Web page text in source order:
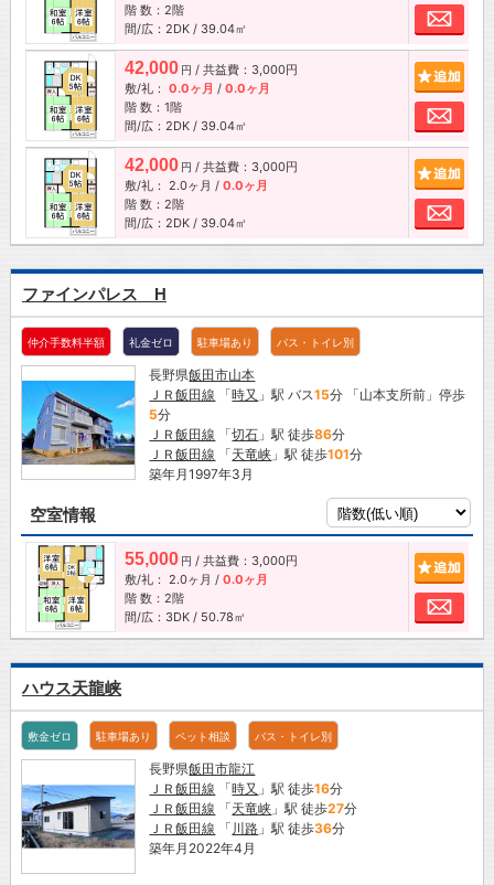
階 数：2階
間/広：2DK / 39.04㎡
お
42,000 円 / 共益費：3,000円
敷/礼： 0.0ヶ月 / 0.0ヶ月
階 数：1階
間/広：2DK / 39.04㎡
お
42,000 円 / 共益費：3,000円
敷/礼： 2.0ヶ月 / 0.0ヶ月
階 数：2階
間/広：2DK / 39.04㎡
お
ファインパレス H
仲介手数料半額 礼金ゼロ 駐車場あり バス・トイレ別
長野県飯田市山本
ＪＲ飯田線 「時又 」駅 バス15分 「山本支所前」停歩
5分
ＪＲ飯田線 「切石 」駅 徒歩86分
ＪＲ飯田線 「天竜峡 」駅 徒歩101分
築年月1997年3月
空室情報
55,000 円 / 共益費：3,000円
敷/礼： 2.0ヶ月 / 0.0ヶ月
階 数：2階
間/広：3DK / 50.78㎡
お
ハウス天龍峡
敷金ゼロ 駐車場あり ペット相談 バス・トイレ別
長野県飯田市龍江
ＪＲ飯田線 「時又 」駅 徒歩16分
ＪＲ飯田線 「天竜峡 」駅 徒歩27分
ＪＲ飯田線 「 川路 」駅 徒歩36分
築年月2022年4月